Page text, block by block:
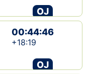
OJ
00:44:46
+18:19
OJ